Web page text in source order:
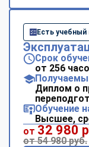
Есть учебный
Срок
от 256
Диплом о
Обучение
Высшее,
от 32 980
от 54 980 руб.